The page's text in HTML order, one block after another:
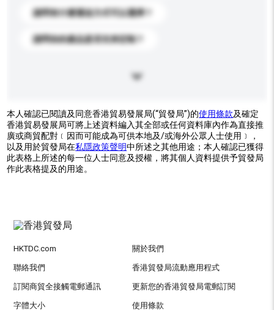
請問有什麼運送方式可以選擇？
請問你的產品是否支持定制？
本人確認已閱讀及同意香港貿易發展局(“貿發局”)的使用條款及確定
香港貿易發展局可將上述資料編入其全部或任何資料庫內作為直接推
廣或商貿配對﹝因而可能成為可供本地及/或海外公眾人士使用﹞，
以及用於貿發局在私隱政策聲明中所述之其他用途；本人確認已獲得
此表格上所述的每一位人士同意及授權，將其個人資料提供予貿發局
作此表格提及的用途。
HKTDC.com 關於我們
聯絡我們 香港貿發局流動應用程式
訂閱商貿全接觸電郵通訊 更新您的香港貿發局電郵訂閱
字體大小 使用條款